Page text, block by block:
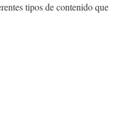
tipos de contenido que